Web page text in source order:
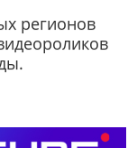
регионов